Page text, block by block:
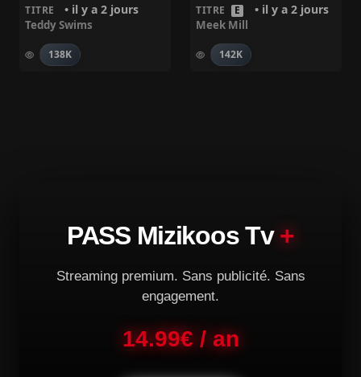
TITRE • il y a 2 jours
Teddy Swims
138K
TITRE E • il y a 2 jours
Meek Mill
142K
PASS Mizikoos Tv+
Streaming premium. Sans publicité. Sans
engagement.
14.99€ / an